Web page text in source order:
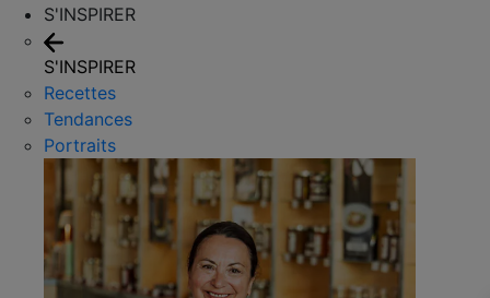
S'INSPIRER
S'INSPIRER
Recettes
Tendances
Portraits